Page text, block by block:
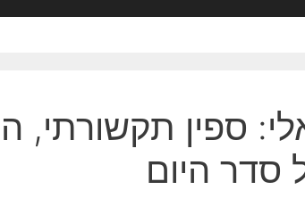
ספין תקשורתי,
היום